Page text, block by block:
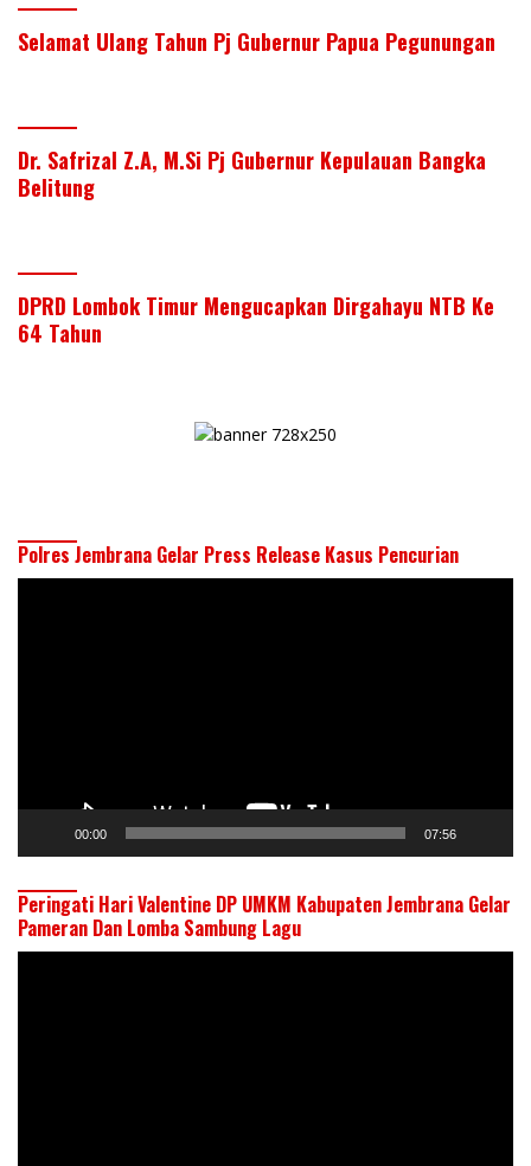
Selamat Ulang Tahun Pj Gubernur Papua Pegunungan
Dr. Safrizal Z.A, M.Si Pj Gubernur Kepulauan Bangka
Belitung
DPRD Lombok Timur Mengucapkan Dirgahayu NTB Ke
64 Tahun
Polres Jembrana Gelar Press Release Kasus Pencurian
00:00 07:56
Peringati Hari Valentine DP UMKM Kabupaten Jembrana Gelar
Pameran Dan Lomba Sambung Lagu